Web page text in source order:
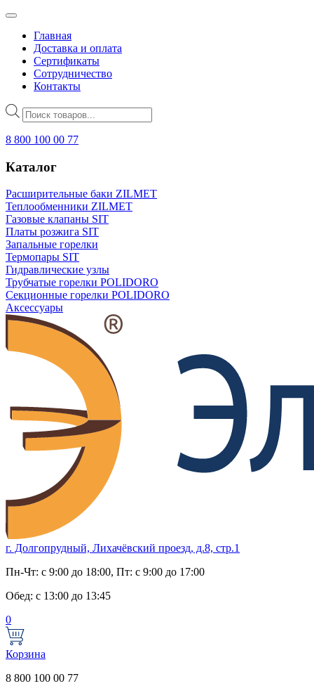
Главная
Доставка и оплата
Сертификаты
Сотрудничество
Контакты
Поиск
товаров
8 800 100 00 77
Каталог
Расширительные баки ZILMET
Теплообменники ZILMET
Газовые клапаны SIT
Платы розжига SIT
Запальные горелки
Термопары SIT
Гидравлические узлы
Трубчатые горелки POLIDORO
Секционные горелки POLIDORO
Аксессуары
г. Долгопрудный, Лихачёвский проезд, д.8, стр.1
Пн-Чт: с 9:00 до 18:00, Пт: с 9:00 до 17:00
Обед: с 13:00 до 13:45
0
Корзина
8 800 100 00 77